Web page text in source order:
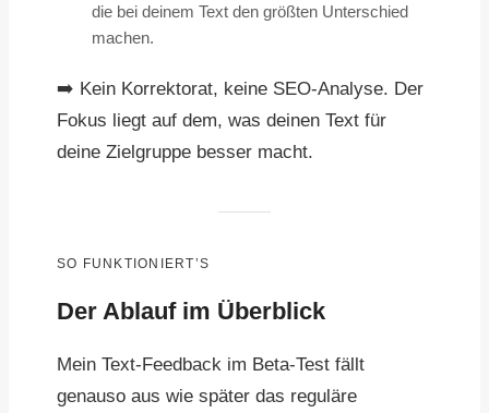
die bei deinem Text den größten Unterschied
machen.
➡️ Kein Korrektorat, keine SEO-Analyse. Der
Fokus liegt auf dem, was deinen Text für
deine Zielgruppe besser macht.
SO FUNKTIONIERT’S
Der Ablauf im Überblick
Mein Text-Feedback im Beta-Test fällt
genauso aus wie später das reguläre